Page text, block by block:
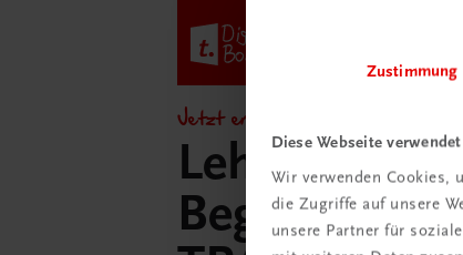
Zustimmung
Diese Webseite
Wir verwenden Cookies,
die Zugriffe auf unsere
unsere Partner für
Jetzt entdecken!
Lehrer/